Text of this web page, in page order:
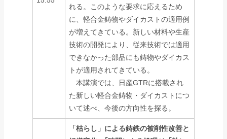
れる。このような要求に応えるため
に、軽合金鋳物やダイカストの適用例
が増えてきている。新しい材料や生産
技術の開発により、従来技術では適用
できなかった部品にも鋳物やダイカス
トが適用されてきている。
本講演では、日産GTRに搭載され
た新しい軽合金鋳物・ダイカストにつ
いて述べ、今後の方向性を探る。
「枯らし」による鋳鉄の被削性改善と